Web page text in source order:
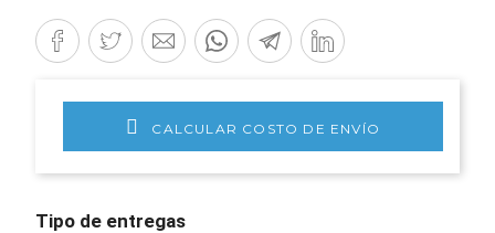
CALCULAR COSTO DE ENVÍO
Tipo de entregas